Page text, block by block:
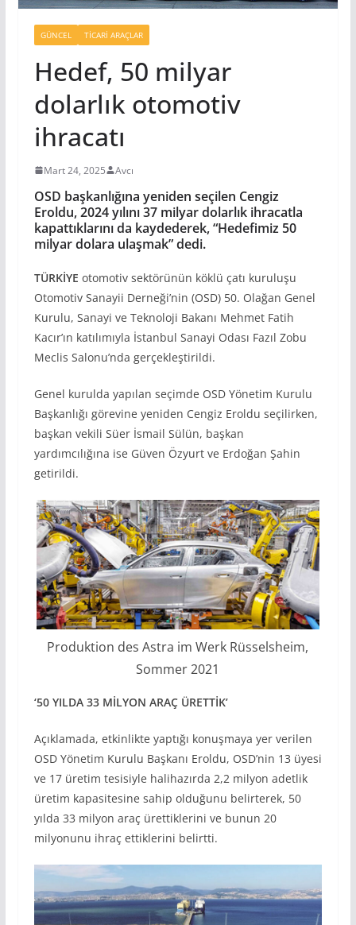
GÜNCEL TICARI ARAÇLAR
Hedef, 50 milyar
dolarlık otomotiv
ihracatı
Mart 24, 2025 Avcı
OSD başkanlığına yeniden seçilen Cengiz
Eroldu, 2024 yılını 37 milyar dolarlık ihracatla
kapattıklarını da kaydederek, “Hedefimiz 50
milyar dolara ulaşmak” dedi.
TÜRKİYE otomotiv sektörünün köklü çatı kuruluşu
Otomotiv Sanayii Derneği’nin (OSD) 50. Olağan Genel
Kurulu, Sanayi ve Teknoloji Bakanı Mehmet Fatih
Kacır’ın katılımıyla İstanbul Sanayi Odası Fazıl Zobu
Meclis Salonu’nda gerçekleştirildi.
Genel kurulda yapılan seçimde OSD Yönetim Kurulu
Başkanlığı görevine yeniden Cengiz Eroldu seçilirken,
başkan vekili Süer İsmail Sülün, başkan
yardımcılığına ise Güven Özyurt ve Erdoğan Şahin
getirildi.
Produktion des Astra im Werk Rüsselsheim,
Sommer 2021
‘50 YILDA 33 MİLYON ARAÇ ÜRETTİK’
Açıklamada, etkinlikte yaptığı konuşmaya yer verilen
OSD Yönetim Kurulu Başkanı Eroldu, OSD’nin 13 üyesi
ve 17 üretim tesisiyle halihazırda 2,2 milyon adetlik
üretim kapasitesine sahip olduğunu belirterek, 50
yılda 33 milyon araç ürettiklerini ve bunun 20
milyonunu ihraç ettiklerini belirtti.